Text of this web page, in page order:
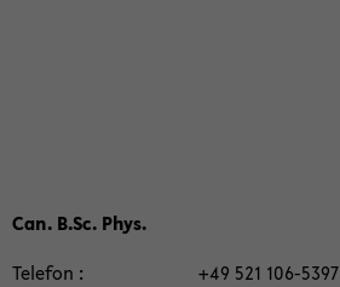
Can. B.Sc. Phys.
Te­le­fon
+49 521 106-​5397